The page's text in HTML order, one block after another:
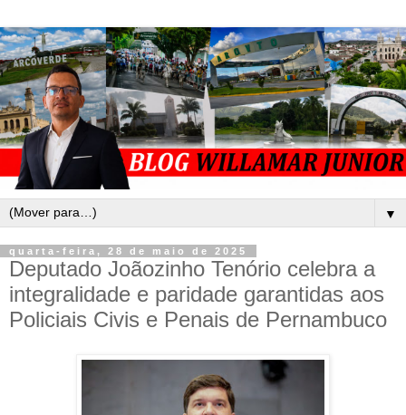
▼
quarta-feira, 28 de maio de 2025
Deputado Joãozinho Tenório celebra a
integralidade e paridade garantidas aos
Policiais Civis e Penais de Pernambuco